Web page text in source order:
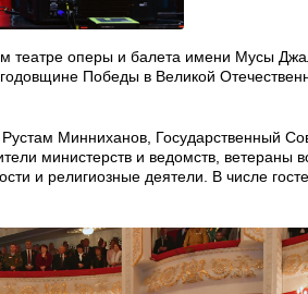
театре оперы и балета имени Мусы
Победы в Великой
Минниханов, Государственный
министерств и ведомств, ветераны
и религиозные деятели. В числе